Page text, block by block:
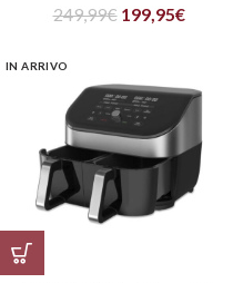
249,99€ 199,95€
IN ARRIVO